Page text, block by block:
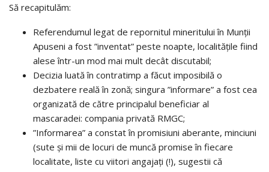
Să recapitulăm:
Referendumul legat de repornitul mineritului în Munții
Apuseni a fost ”inventat” peste noapte, localitățile fiind
alese într-un mod mai mult decât discutabil;
Decizia luată în contratimp a făcut imposibilă o
dezbatere reală în zonă; singura ”informare” a fost cea
organizată de către principalul beneficiar al
mascaradei: compania privată RMGC;
”Informarea” a constat în promisiuni aberante, minciuni
(sute și mii de locuri de muncă promise în fiecare
localitate, liste cu viitori angajați (!), sugestii că